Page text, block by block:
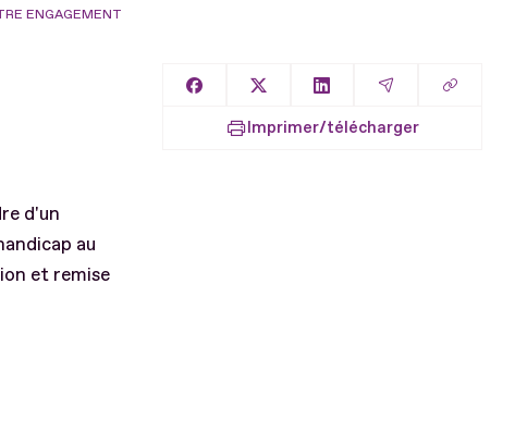
ENGAGEMENT
d'un
au
et remise
Partager sur Facebook
Partager sur XPartager sur LinkedIn
Partager par
Copier
Imprimer/télécharger